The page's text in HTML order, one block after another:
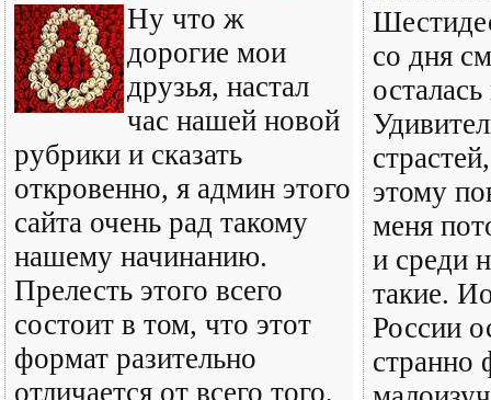
Ну что ж
дорогие мои
друзья, настал
час нашей новой
рубрики и сказать
откровенно, я админ этого
сайта очень рад такому
нашему начинанию.
Прелесть этого всего
состоит в том, что этот
формат разительно
отличается от всего того,
со дня
этому
меня
и среди
такие.
России
странно